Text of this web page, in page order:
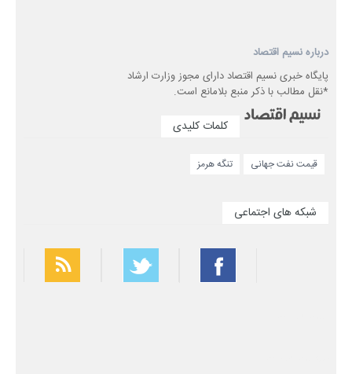
درباره نسیم اقتصاد
پایگاه خبری نسیم اقتصاد دارای مجوز وزارت ارشاد
*نقل مطالب با ذکر منبع بلامانع است.
کلمات کلیدی
قیمت نفت جهانی تنگه هرمز
شبکه های اجتماعی